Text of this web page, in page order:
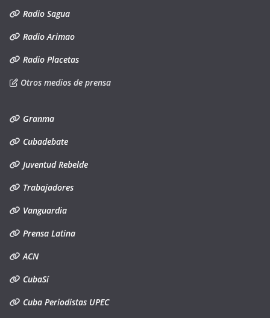
Radio Sagua
Radio Arimao
Radio Placetas
Otros medios de prensa
Granma
Cubadebate
Juventud Rebelde
Trabajadores
Vanguardia
Prensa Latina
ACN
CubaSí
Cuba Periodistas UPEC